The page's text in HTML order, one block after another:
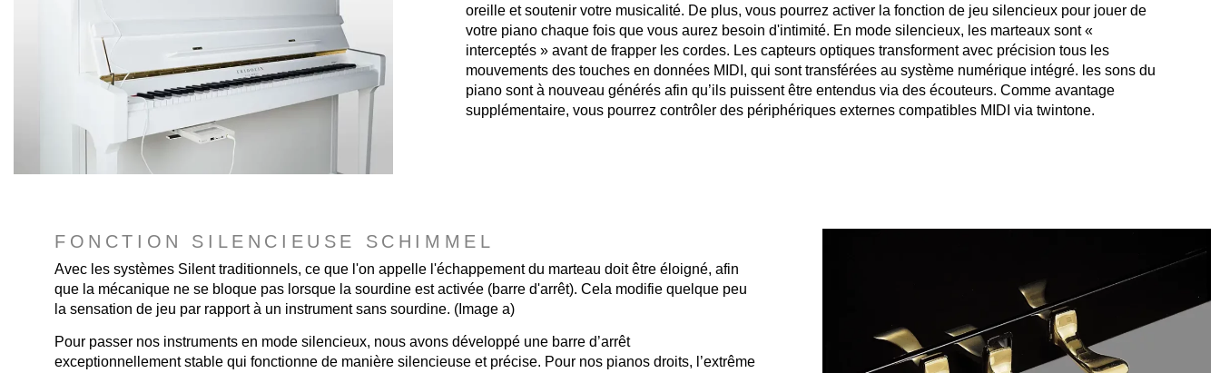
oreille et soutenir votre musicalité. De plus, vous pourrez activer la fonction de jeu silencieux pour jouer de
votre piano chaque fois que vous aurez besoin d'intimité. En mode silencieux, les marteaux sont «
interceptés » avant de frapper les cordes. Les capteurs optiques transforment avec précision tous les
mouvements des touches en données MIDI, qui sont transférées au système numérique intégré. les sons du
piano sont à nouveau générés afin qu’ils puissent être entendus via des écouteurs. Comme avantage
supplémentaire, vous pourrez contrôler des périphériques externes compatibles MIDI via twintone.
FONCTION SILENCIEUSE SCHIMMEL
Avec les systèmes Silent traditionnels, ce que l'on appelle l'échappement du marteau doit être éloigné, afin
que la mécanique ne se bloque pas lorsque la sourdine est activée (barre d'arrêt). Cela modifie quelque peu
la sensation de jeu par rapport à un instrument sans sourdine. (Image a)
Pour passer nos instruments en mode silencieux, nous avons développé une barre d’arrêt
exceptionnellement stable qui fonctionne de manière silencieuse et précise. Pour nos pianos droits, l’extrême